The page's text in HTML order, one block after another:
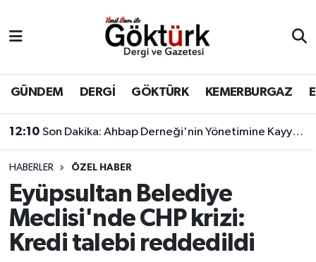
GÜNDEM DERGİ GÖKTÜRK KEMERBURGAZ
12:10 Son Dakika: Ahbap Derneği'nin Yönetimine Kayyum Atandı
HABERLER ÖZEL HABER
Eyüpsultan Belediye
Meclisi'nde CHP krizi:
Kredi talebi reddedildi
BİLİM
DERGİ
DÜNYA
EĞİTİM
EKONOMİ
Eyüpsultan Hava Durumu
Eyüpsultan Trafik Yoğunluk Haritası
Süper Lig Puan Durumu ve Fikstür
Tüm Manşetler
Son Dakika Haberleri
Haber Arşivi